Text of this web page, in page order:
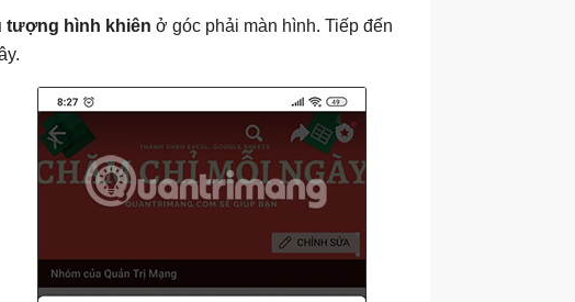
tượng hình khiên ở góc phải màn hình. Tiếp đến